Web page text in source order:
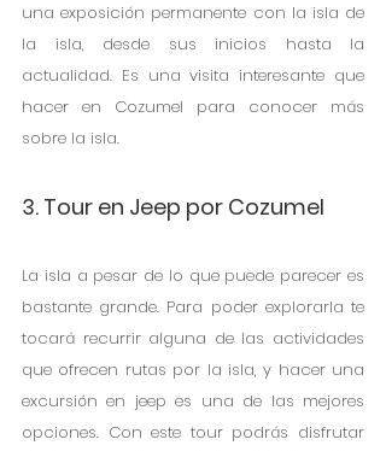
una exposición permanente con la isla de
la isla, desde sus inicios hasta la
actualidad. Es una visita interesante que
hacer en Cozumel para conocer más
sobre la isla.
3. Tour en Jeep por Cozumel
La isla a pesar de lo que puede parecer es
bastante grande. Para poder explorarla te
tocará recurrir alguna de las actividades
que ofrecen rutas por la isla, y hacer una
excursión en jeep es una de las mejores
opciones. Con este tour podrás disfrutar